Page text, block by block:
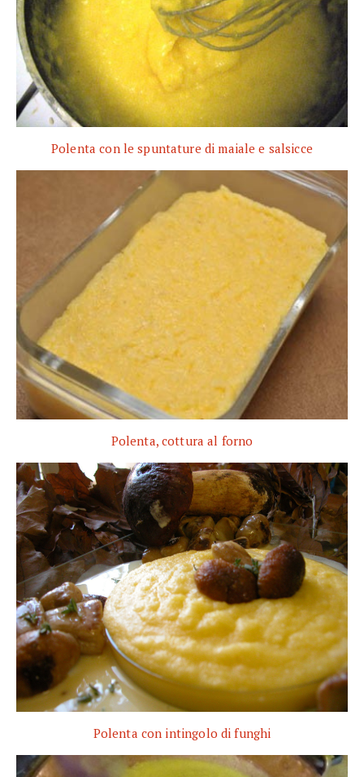
Polenta con le spuntature di maiale e salsicce
Polenta, cottura al forno
Polenta con intingolo di funghi